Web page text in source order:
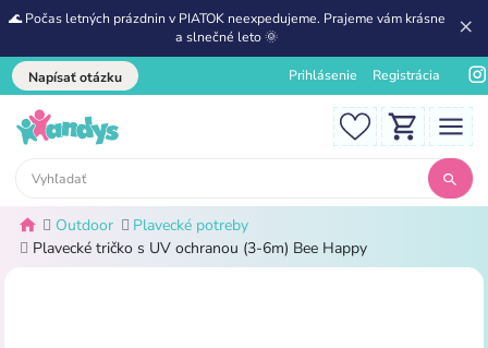
🌊 Počas letných prázdnin v PIATOK neexpedujeme. Prajeme vám krásne
a slnečné leto 🌞
Napísať otázku Prihlásenie Registrácia
Outdoor
Plavecké potreby
Plavecké tričko s UV ochranou (3-6m) Bee Happy